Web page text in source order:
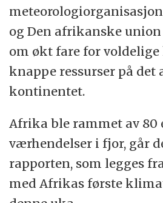
og Den afrikanske union
om økt fare for
knappe ressurser på det
kontinentet.
Afrika ble rammet av 80
værhendelser i fjor, går
rapporten, som legges
med Afrikas første